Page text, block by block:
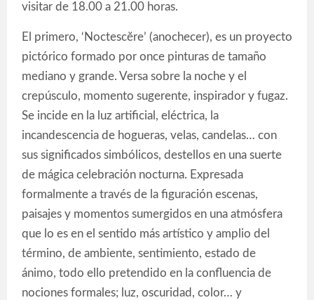
visitar de 18.00 a 21.00 horas.
El primero, ‘Noctescĕre’ (anochecer), es un proyecto
pictórico formado por once pinturas de tamaño
mediano y grande. Versa sobre la noche y el
crepúsculo, momento sugerente, inspirador y fugaz.
Se incide en la luz artificial, eléctrica, la
incandescencia de hogueras, velas, candelas… con
sus significados simbólicos, destellos en una suerte
de mágica celebración nocturna. Expresada
formalmente a través de la figuración escenas,
paisajes y momentos sumergidos en una atmósfera
que lo es en el sentido más artístico y amplio del
término, de ambiente, sentimiento, estado de
ánimo, todo ello pretendido en la confluencia de
nociones formales; luz, oscuridad, color… y